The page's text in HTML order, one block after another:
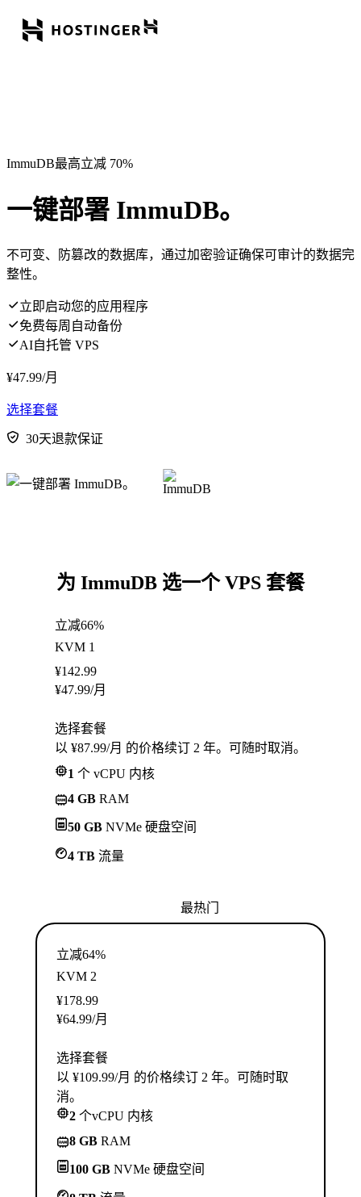
ImmuDB最高立减 70%
一键部署 ImmuDB。
不可变、防篡改的数据库，通过加密验证确保可审计的数据完
整性。
立即启动您的应用程序
免费每周自动备份
AI自托管 VPS
¥47.99/月
选择套餐
30天退款保证
为 ImmuDB 选一个 VPS 套餐
立减66%
KVM 1
¥142.99
¥47.99/月
选择套餐
以 ¥87.99/月 的价格续订 2 年。可随时取消。
1 个 vCPU 内核
4 GB RAM
50 GB NVMe 硬盘空间
4 TB 流量
最热门
立减64%
KVM 2
¥178.99
¥64.99/月
选择套餐
以 ¥109.99/月 的价格续订 2 年。可随时取
消。
2 个vCPU 内核
8 GB RAM
100 GB NVMe 硬盘空间